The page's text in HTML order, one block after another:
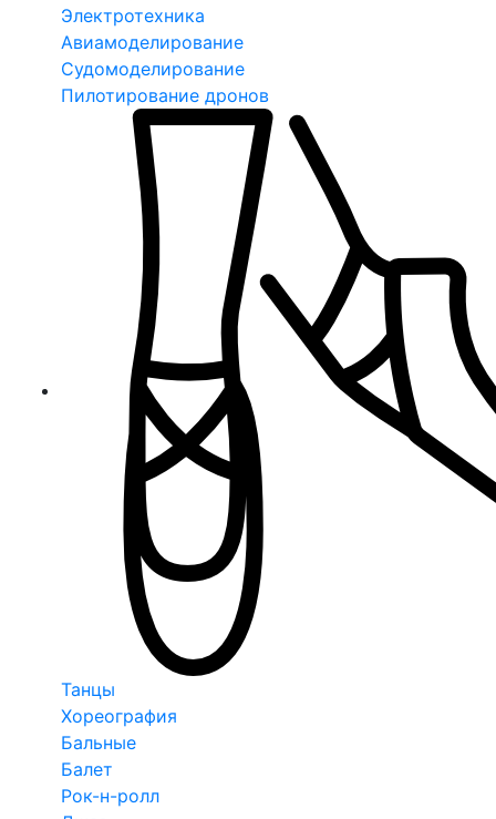
Электротехника
Авиамоделирование
Судомоделирование
Пилотирование дронов
Танцы
Хореография
Бальные
Балет
Рок-н-ролл